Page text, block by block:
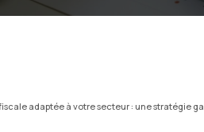
adaptée à votre secteur : une stratégie